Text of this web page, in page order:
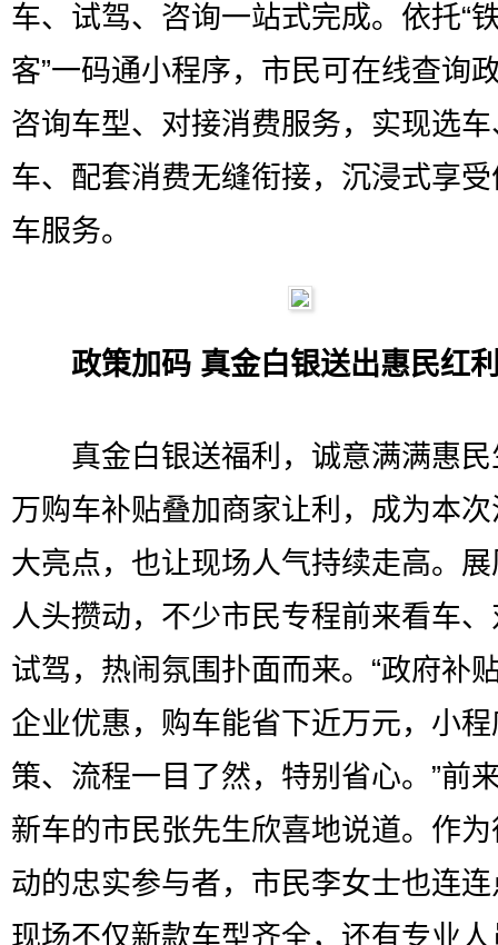
车、试驾、咨询一站式完成。依托“
客”一码通小程序，市民可在线查询
咨询车型、对接消费服务，实现选
车、配套消费无缝衔接，沉浸式享
车服务。
政策加码 真金白银送出惠民红
真金白银送福利，诚意满满惠民
万购车补贴叠加商家让利，成为本
大亮点，也让现场人气持续走高。
人头攒动，不少市民专程前来看车
试驾，热闹氛围扑面而来。“政府补
企业优惠，购车能省下近万元，小
策、流程一目了然，特别省心。”前
新车的市民张先生欣喜地说道。作
动的忠实参与者，市民李女士也连
现场不仅新款车型齐全，还有专业